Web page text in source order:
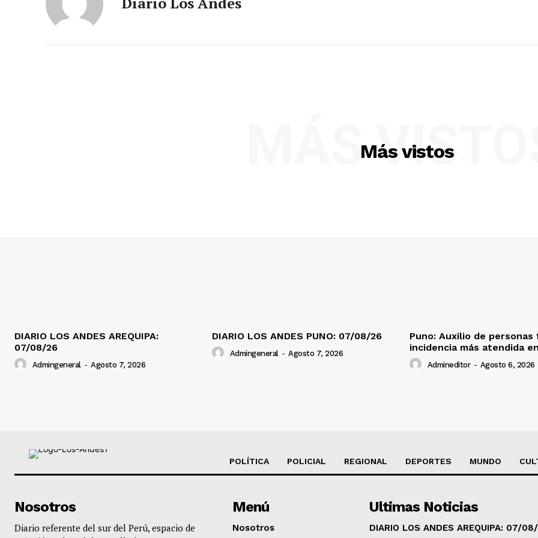
Más vistos
MÁS
DIARIO LOS ANDES AREQUIPA:
07/08/26
Admingeneral - Agosto 7, 2026
DIARIO LOS ANDES PUNO: 07/08/26
Admingeneral - Agosto 7, 2026
Puno: Auxilio de personas
incidencia más atendida
Admineditor - Agosto 6, 2026
POLÍTICA POLICIAL REGIONAL DEPORTES MUNDO
Nosotros
Diario referente del sur del Perú, espacio de
Menú
Nosotros
Ultimas Noticias
DIARIO LOS ANDES AREQUIPA: 07/